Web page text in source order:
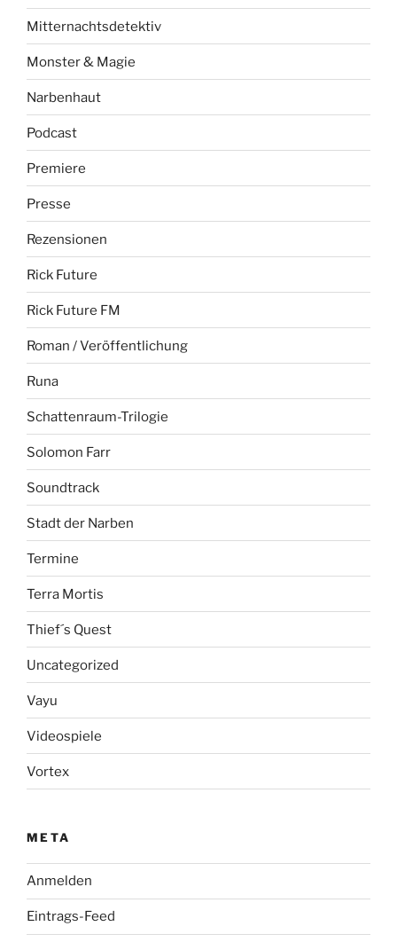
Mitternachtsdetektiv
Monster & Magie
Narbenhaut
Podcast
Premiere
Presse
Rezensionen
Rick Future
Rick Future FM
Roman / Veröffentlichung
Runa
Schattenraum-Trilogie
Solomon Farr
Soundtrack
Stadt der Narben
Termine
Terra Mortis
Thief´s Quest
Uncategorized
Vayu
Videospiele
Vortex
META
Anmelden
Eintrags-Feed